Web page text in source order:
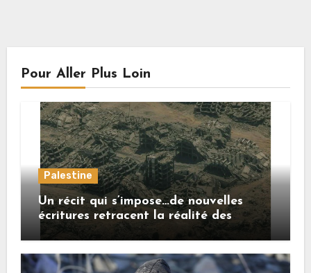
Pour Aller Plus Loin
Palestine
Un récit qui s’impose…de nouvelles
écritures retracent la réalité des
crimes sionistes à Gaza